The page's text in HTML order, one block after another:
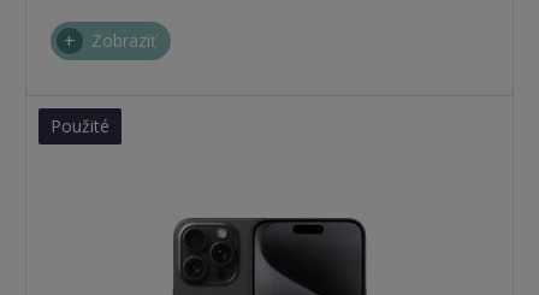
Zobraziť
Použité